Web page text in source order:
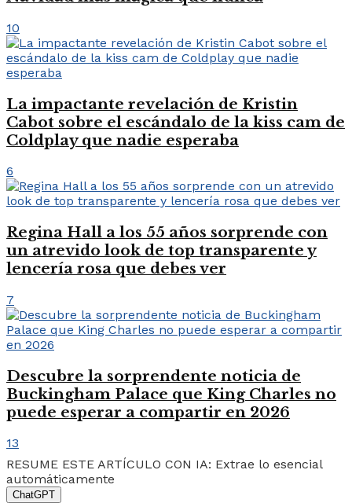
10
La impactante revelación de Kristin
Cabot sobre el escándalo de la kiss cam de
Coldplay que nadie esperaba
6
Regina Hall a los 55 años sorprende con
un atrevido look de top transparente y
lencería rosa que debes ver
7
Descubre la sorprendente noticia de
Buckingham Palace que King Charles no
puede esperar a compartir en 2026
13
RESUME ESTE ARTÍCULO CON IA: Extrae lo esencial
automáticamente
ChatGPT